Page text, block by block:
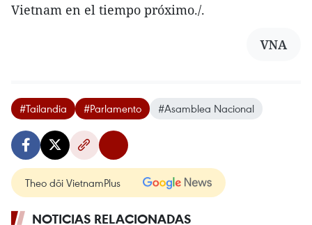
Vietnam en el tiempo próximo./.
VNA
#Tailandia #Parlamento #Asamblea Nacional
Theo dõi VietnamPlus
NOTICIAS RELACIONADAS